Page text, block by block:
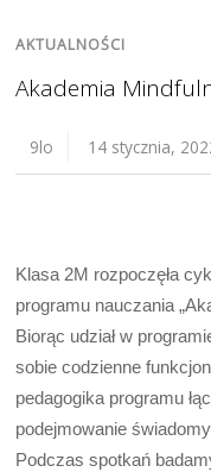
AKTUALNOŚCI
Akademia
9lo 14 stycznia,
Klasa 2M rozpoczęła
programu nauczania
Biorąc udział w
sobie codzienne
pedagogika programu
podejmowanie
Podczas spotkań